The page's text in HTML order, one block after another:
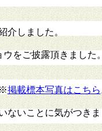
介しました。
ウをご披露頂きました
掲載標本写真はこちら
ないことに気がつき